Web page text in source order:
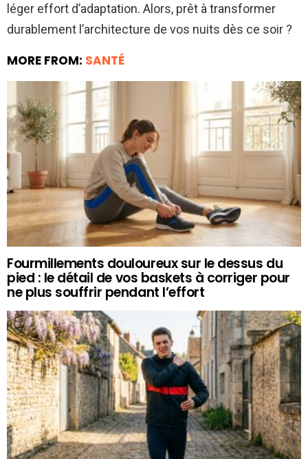
léger effort d’adaptation. Alors, prêt à transformer
durablement l’architecture de vos nuits dès ce soir ?
MORE FROM: SANTÉ
Fourmillements douloureux sur le dessus du
pied : le détail de vos baskets à corriger pour
ne plus souffrir pendant l’effort